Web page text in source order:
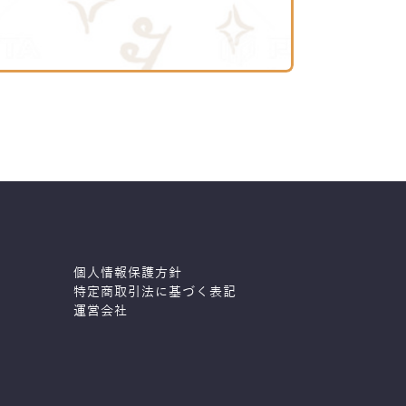
個人情報保護方針
特定商取引法に基づく表記
運営会社